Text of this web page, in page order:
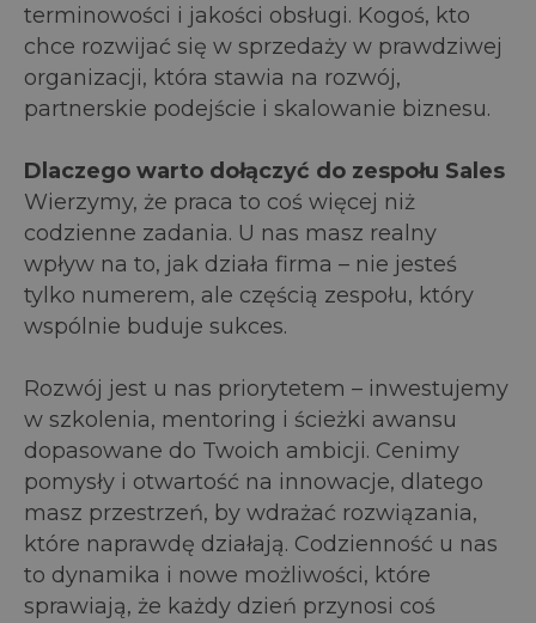
terminowości i jakości obsługi. Kogoś, kto
chce rozwijać się w sprzedaży w prawdziwej
organizacji, która stawia na rozwój,
partnerskie podejście i skalowanie biznesu.
Dlaczego warto dołączyć do zespołu Sales
Wierzymy, że praca to coś więcej niż
codzienne zadania. U nas masz realny
wpływ na to, jak działa firma – nie jesteś
tylko numerem, ale częścią zespołu, który
wspólnie buduje sukces.
Rozwój jest u nas priorytetem – inwestujemy
w szkolenia, mentoring i ścieżki awansu
dopasowane do Twoich ambicji. Cenimy
pomysły i otwartość na innowacje, dlatego
masz przestrzeń, by wdrażać rozwiązania,
które naprawdę działają. Codzienność u nas
to dynamika i nowe możliwości, które
sprawiają, że każdy dzień przynosi coś